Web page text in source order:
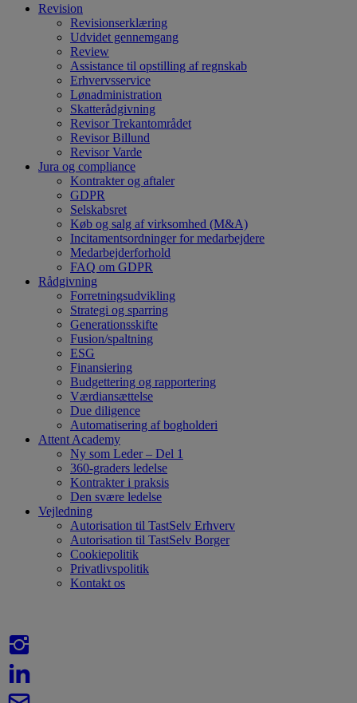
Revision
Revisionserklæring
Udvidet gennemgang
Review
Assistance til opstilling af regnskab
Erhvervsservice
Lønadministration
Skatterådgivning
Revisor Trekantområdet
Revisor Billund
Revisor Varde
Jura og compliance
Kontrakter og aftaler
GDPR
Selskabsret
Køb og salg af virksomhed (M&A)
Incitamentsordninger for medarbejdere
Medarbejderforhold
FAQ om GDPR
Rådgivning
Forretningsudvikling
Strategi og sparring
Generationsskifte
Fusion/spaltning
ESG
Finansiering
Budgettering og rapportering
Værdiansættelse
Due diligence
Automatisering af bogholderi
Attent Academy
Ny som Leder – Del 1
360-graders ledelse
Kontrakter i praksis
Den svære ledelse
Vejledning
Autorisation til TastSelv Erhverv
Autorisation til TastSelv Borger
Cookiepolitik
Privatlivspolitik
Kontakt os